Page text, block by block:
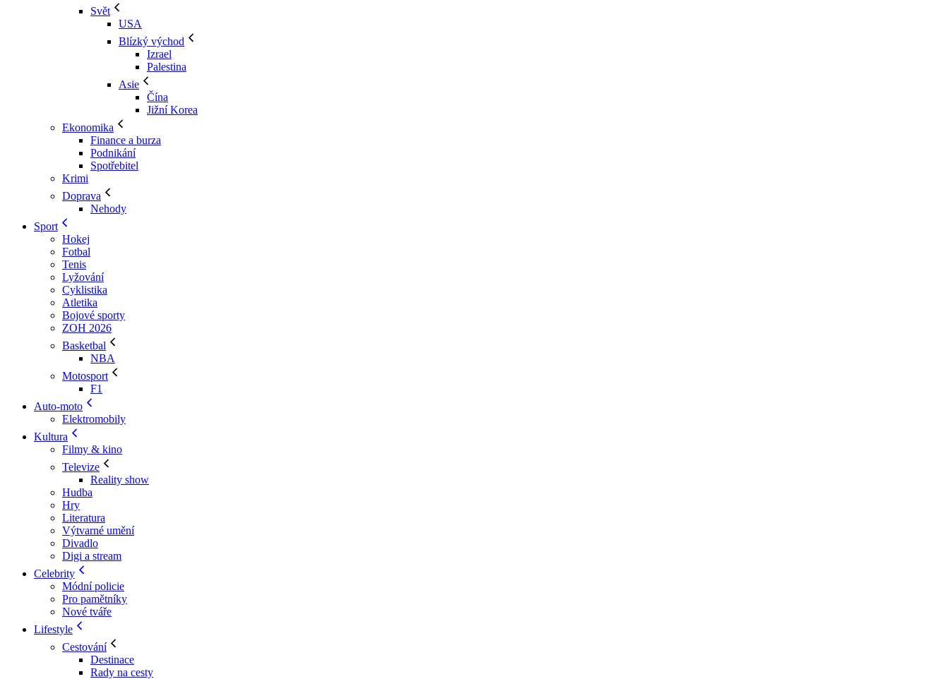
Svět
USA
Blízký východ
Izrael
Palestina
Asie
Čína
Jižní Korea
Ekonomika
Finance a burza
Podnikání
Spotřebitel
Krimi
Doprava
Nehody
Sport
Hokej
Fotbal
Tenis
Lyžování
Cyklistika
Atletika
Bojové sporty
ZOH 2026
Basketbal
NBA
Motosport
F1
Auto-moto
Elektromobily
Kultura
Filmy & kino
Televize
Reality show
Hudba
Hry
Literatura
Výtvarné umění
Divadlo
Digi a stream
Celebrity
Módní policie
Pro pamětníky
Nové tváře
Lifestyle
Cestování
Destinace
Rady na cesty